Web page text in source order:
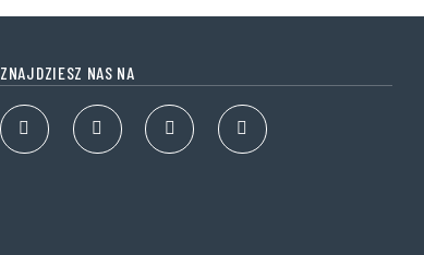
ZNAJDZIESZ NAS NA